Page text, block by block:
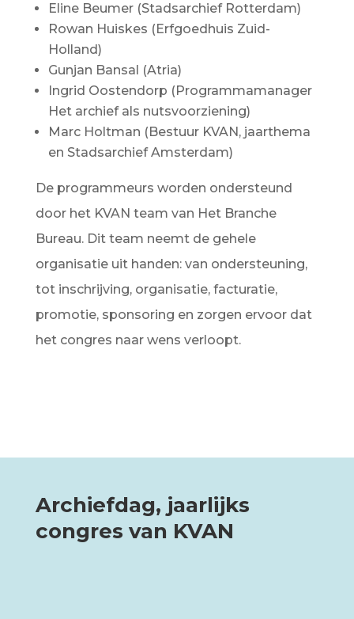
Eline Beumer (Stadsarchief Rotterdam)
Rowan Huiskes (Erfgoedhuis Zuid-
Holland)
Gunjan Bansal (Atria)
Ingrid Oostendorp (Programmamanager
Het archief als nutsvoorziening)
Marc Holtman (Bestuur KVAN, jaarthema
en Stadsarchief Amsterdam)
De programmeurs worden ondersteund
door het KVAN team van Het Branche
Bureau. Dit team neemt de gehele
organisatie uit handen: van ondersteuning,
tot inschrijving, organisatie, facturatie,
promotie, sponsoring en zorgen ervoor dat
het congres naar wens verloopt.
Archiefdag, jaarlijks
congres van KVAN